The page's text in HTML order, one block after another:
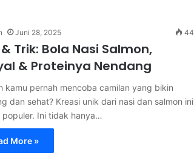
Juni 28, 2025 44
Trik: Bola Nasi Salmon,
& Proteinya Nendang
kamu pernah mencoba camilan yang bikin
dan sehat? Kreasi unik dari nasi dan salmon ini
populer. Ini tidak hanya…
More »